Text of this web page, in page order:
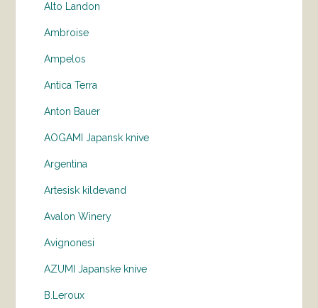
Alto Landon
Ambroise
Ampelos
Antica Terra
Anton Bauer
AOGAMI Japansk knive
Argentina
Artesisk kildevand
Avalon Winery
Avignonesi
AZUMI Japanske knive
B.Leroux